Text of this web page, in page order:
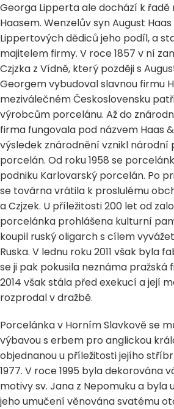
Georga Lipperta ale dochází k řadě
Haasem. Wenzelův syn August
Lippertových dědiců jeho podíl, a
majitelem firmy. V roce 1857 v ní
Czjzka z Vídně, který později s
Georgem vybudoval slavnou firmu
meziválečném Československu
výrobcům porcelánu. Až do
firma fungovala pod názvem Haas
výsledek znárodnění vznikl národní
porcelán. Od roku 1958 se
podniku Karlovarský porcelán. Po
se továrna vrátila k proslulému
a Czjzek. U příležitosti 200 let od
porcelánka prohlášena kulturní
koupil ruský oligarch s cílem
Ruska. V lednu roku 2011 však byla
se ji pak pokusila neznáma pražská
2014 však stála před exekucí a její
rozprodal v dražbě.
Porcelánka v Horním Slavkově se
výbavou s erbem pro anglickou
objednanou u příležitosti jejího
1977. V roce 1995 byla dekorována
motivy sv. Jana z Nepomuku a byla
jeho umučení věnována svatému